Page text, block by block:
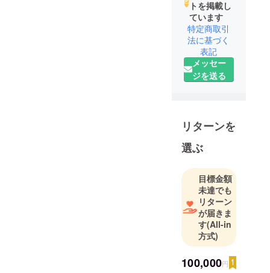
トを掲載し
ています
特定商取引
法に基づく
表記
メッセー
ジを送る
リターンを
選ぶ
目標金額
未達でも
リターン
が届きま
す(All-in
方式)
100,000円